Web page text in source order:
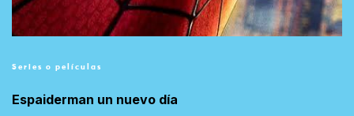
Series o películas
Espaiderman un nuevo día